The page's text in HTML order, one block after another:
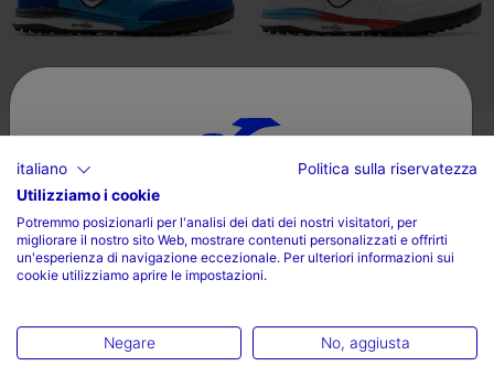
92,99 €
3 Colores
Scarpe Da Calcio Top Flex
92,99 €
3 Colores
Scegli il tuo paese e la tua lingua
Paese
Lingua
italiano
Politica sulla riservatezza
Utilizziamo i cookie
Potremmo posizionarli per l'analisi dei dati dei nostri visitatori, per
migliorare il nostro sito Web, mostrare contenuti personalizzati e offrirti
un'esperienza di navigazione eccezionale. Per ulteriori informazioni sui
cookie utilizziamo aprire le impostazioni.
Negare No, aggiusta